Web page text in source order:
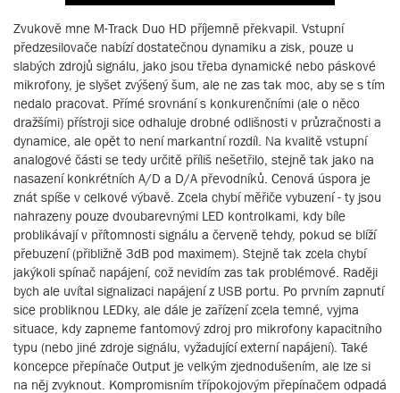
Zvukově mne M-Track Duo HD příjemně překvapil. Vstupní
předzesilovače nabízí dostatečnou dynamiku a zisk, pouze u
slabých zdrojů signálu, jako jsou třeba dynamické nebo páskové
mikrofony, je slyšet zvýšený šum, ale ne zas tak moc, aby se s tím
nedalo pracovat. Přímé srovnání s konkurenčními (ale o něco
dražšími) přístroji sice odhaluje drobné odlišnosti v průzračnosti a
dynamice, ale opět to není markantní rozdíl. Na kvalitě vstupní
analogové části se tedy určitě příliš nešetřilo, stejně tak jako na
nasazení konkrétních A/D a D/A převodníků. Cenová úspora je
znát spíše v celkové výbavě. Zcela chybí měřiče vybuzení - ty jsou
nahrazeny pouze dvoubarevnými LED kontrolkami, kdy bíle
problikávají v přítomnosti signálu a červeně tehdy, pokud se blíží
přebuzení (přibližně 3dB pod maximem). Stejně tak zcela chybí
jakýkoli spínač napájení, což nevidím zas tak problémové. Raději
bych ale uvítal signalizaci napájení z USB portu. Po prvním zapnutí
sice probliknou LEDky, ale dále je zařízení zcela temné, vyjma
situace, kdy zapneme fantomový zdroj pro mikrofony kapacitního
typu (nebo jiné zdroje signálu, vyžadující externí napájení). Také
koncepce přepínače Output je velkým zjednodušením, ale lze si
na něj zvyknout. Kompromisním třípokojovým přepínačem odpadá